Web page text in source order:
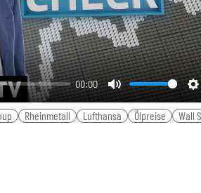
00:00
Mute
Rheinmetall Lufthansa Ölpreise
Wall